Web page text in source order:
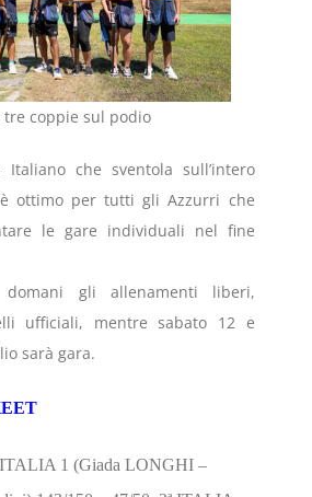
tre coppie sul podio
che sventola sull’intero
è ottimo per tutti gli Azzurri che
le gare individuali nel fine
domani gli allenamenti liberi,
ufficiali, mentre sabato 12 e
sarà gara.
ITALIA 1 (Giada LONGHI –